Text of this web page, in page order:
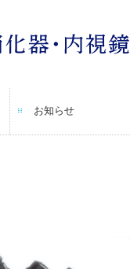
お知らせ